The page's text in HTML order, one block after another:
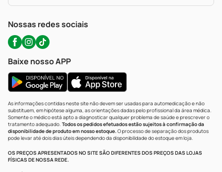
WhatsApp (47) 9202-1687
Nossas redes sociais
Baixe nosso APP
As informações contidas neste site não devem ser usadas para automedicação e não
substituem, em hipótese alguma, as orientações dadas pelo profissional da área médica.
Somente o médico está apto a diagnosticar qualquer problema de saúde e prescrever o
tratamento adequado. Todos os pedidos efetuados estão sujeitos à confirmação da
disponibilidade de produto em nosso estoque.O processo de separação dos produtos
pode levar até dois dias úteis dependendo da disponibilidade do estoque em loja.
OS PREÇOS APRESENTADOS NO SITE SÃO DIFERENTES DOS PREÇOS DAS LOJAS
FÍSICAS DE NOSSA REDE.